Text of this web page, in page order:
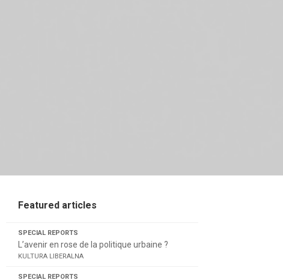
Featured articles
SPECIAL REPORTS
L’avenir en rose de la politique urbaine ?
KULTURA LIBERALNA
SPECIAL REPORTS